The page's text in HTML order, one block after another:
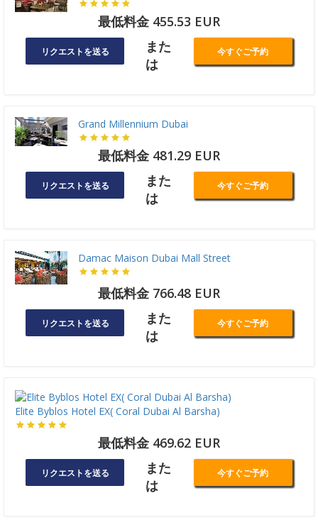
最低料金 455.53 EUR
リクエストを送る
また
は
今すぐご予約
Grand Millennium Dubai
最低料金 481.29 EUR
リクエストを送る
また
は
今すぐご予約
Damac Maison Dubai Mall Street
最低料金 766.48 EUR
リクエストを送る
また
は
今すぐご予約
Elite Byblos Hotel EX( Coral Dubai Al Barsha)
最低料金 469.62 EUR
リクエストを送る
また
は
今すぐご予約